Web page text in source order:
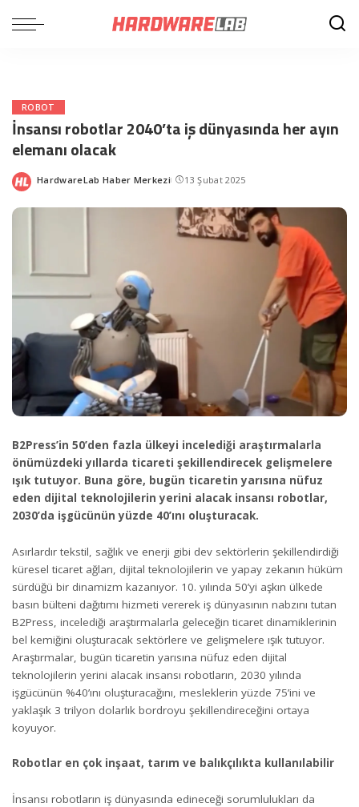
ROBOT
İnsansı robotlar 2040’ta iş dünyasında her ayın
elemanı olacak
Posted
HardwareLab Haber Merkezi 13 Şubat 2025
B2Press’in 50’den fazla ülkeyi incelediği araştırmalarla
önümüzdeki yıllarda ticareti şekillendirecek gelişmelere
ışık tutuyor. Buna göre, bugün ticaretin yarısına nüfuz
eden dijital teknolojilerin yerini alacak insansı robotlar,
2030’da işgücünün yüzde 40’ını oluşturacak.
Asırlardır tekstil, sağlık ve enerji gibi dev sektörlerin şekillendirdiği
küresel ticaret ağları, dijital teknolojilerin ve yapay zekanın hüküm
sürdüğü bir dinamizm kazanıyor. 10. yılında 50’yi aşkın ülkede
basın bülteni dağıtımı hizmeti vererek iş dünyasının nabzını tutan
B2Press, incelediği araştırmalarla geleceğin ticaret dinamiklerinin
bel kemiğini oluşturacak sektörlere ve gelişmelere ışık tutuyor.
Araştırmalar, bugün ticaretin yarısına nüfuz eden dijital
teknolojilerin yerini alacak insansı robotların, 2030 yılında
işgücünün %40’ını oluşturacağını, mesleklerin yüzde 75’ini ve
yaklaşık 3 trilyon dolarlık bordroyu şekillendireceğini ortaya
koyuyor.
Robotlar en çok inşaat, tarım ve balıkçılıkta kullanılabilir
İnsansı robotların iş dünyasında edineceği sorumlulukları da